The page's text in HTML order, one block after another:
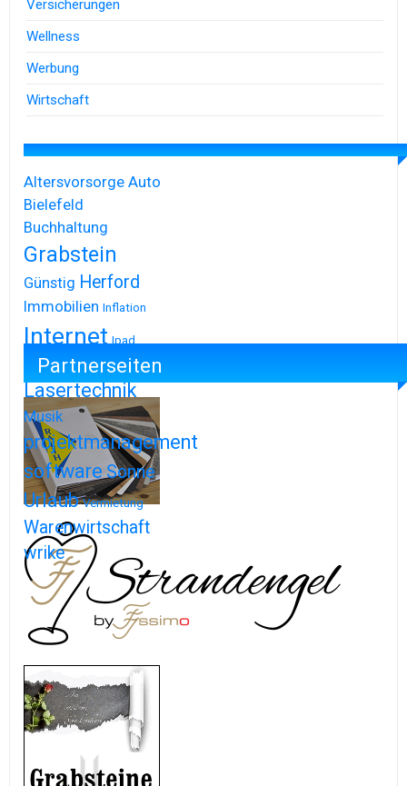
Versicherungen
Wellness
Werbung
Wirtschaft
Altersvorsorge Auto
Bielefeld
Buchhaltung
Grabstein
Günstig Herford
Immobilien Inflation
Internet Ipad
Iphone
Lasertechnik
Musik
projektmanagement
softwareSonne
Urlaub Vermietung
Warenwirtschaft
wrike
Partnerseiten